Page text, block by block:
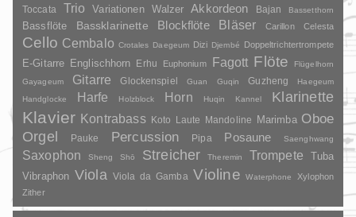
Toccata Trio Variationen Walzer Akkordeon Bajan Bassetthorn
Bassflöte Bassklarinette Blockflöte Bläser Carillon Celesta
Cello Cembalo Crotales Daegeum Dizi Djembé Doppeltrichtertrompete
E-Gitarre Englischhorn Erhu Euphonium Fagott Flöte
Flügelhorn
Gayageum
Gitarre Glockenspiel Guan Guqin Guzheng
Haegeum
Handglocke
Harfe Holzblock Horn Huqin Kannel Klarinette
Klavier Kontrabass Koto Laute Mandoline Marimba Oboe
Orgel Pauke Percussion Pipa Posaune Saenghwang
Saxophon Sheng Shō Streicher Theremin Trompete
Tuba
Vibraphon Viola Viola da Gamba Violine Waterphone
Xylophon
Zither